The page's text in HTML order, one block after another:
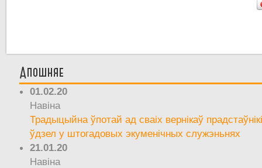
Апошняе
01.02.20
Навіна
Традыцыйна ўпотай ад сваіх вернікаў
ўдзел у штогадовых экуменічных служэньнях
21.01.20
Навіна